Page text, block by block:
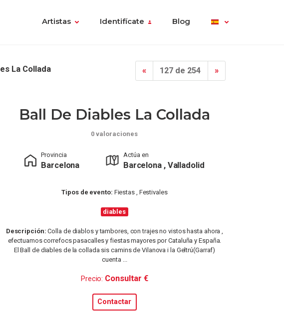
Artistas Identifícate Blog
La Collada « 127 de 254 »
Ball De Diables La Collada
0 valoraciones
Provincia
Barcelona
Actúa en
Barcelona , Valladolid
Tipos de evento: Fiestas , Festivales
diables
Descripción: Colla de diablos y tambores, con trajes no vistos hasta ahora ,
efectuamos correfocs pasacalles y fiestas mayores por Cataluña y España.
El Ball de diables de la collada sis camins de Vilanova i la Geltrú(Garraf)
cuenta ...
Precio: Consultar €
Contactar